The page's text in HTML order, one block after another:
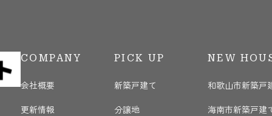
COMPANY
会社概要
更新情報
PICK UP
新築戸建て
分譲地
NEW
和歌山市新築戸
海南市新築戸建